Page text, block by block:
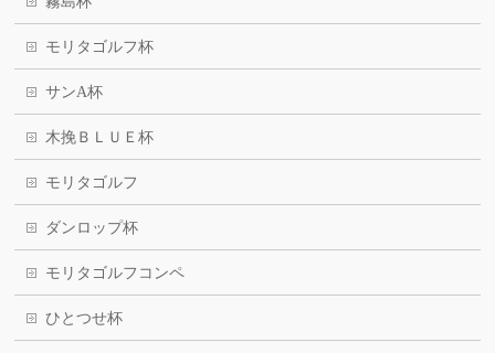
モリタゴルフ杯
サンA杯
木挽ＢＬＵＥ杯
モリタゴルフ
ダンロップ杯
モリタゴルフコンペ
ひとつせ杯